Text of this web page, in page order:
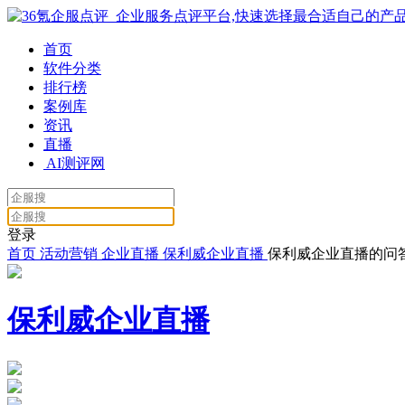
首页
软件分类
排行榜
案例库
资讯
直播
AI测评网
登录
首页 活动营销 企业直播 保利威企业直播 保利威企业直播的问
保利威企业直播